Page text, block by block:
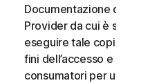
Documentazione della
Provider da cui è stato
eseguire tale copia del
fini dell’accesso e
consumatori per uso